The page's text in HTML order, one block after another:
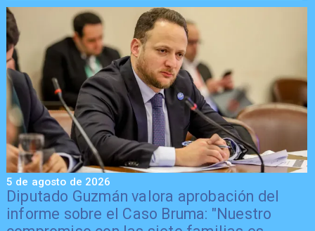
Diputado Guzmán valora aprobación del
informe sobre el Caso Bruma: "Nuestro
5 de agosto de 2026